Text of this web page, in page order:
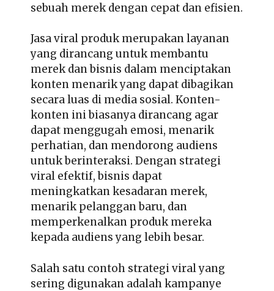
sebuah merek dengan cepat dan efisien.
Jasa viral produk merupakan layanan
yang dirancang untuk membantu
merek dan bisnis dalam menciptakan
konten menarik yang dapat dibagikan
secara luas di media sosial. Konten-
konten ini biasanya dirancang agar
dapat menggugah emosi, menarik
perhatian, dan mendorong audiens
untuk berinteraksi. Dengan strategi
viral efektif, bisnis dapat
meningkatkan kesadaran merek,
menarik pelanggan baru, dan
memperkenalkan produk mereka
kepada audiens yang lebih besar.
Salah satu contoh strategi viral yang
sering digunakan adalah kampanye